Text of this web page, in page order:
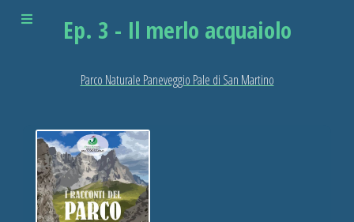
Ep. 3 - Il merlo acquaiolo
Parco Naturale Paneveggio Pale di San Martino